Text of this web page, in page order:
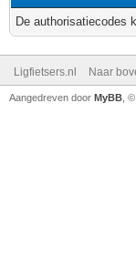
De authorisatiecodes
Ligfietsers.nl Naar
Aangedreven door MyBB ,